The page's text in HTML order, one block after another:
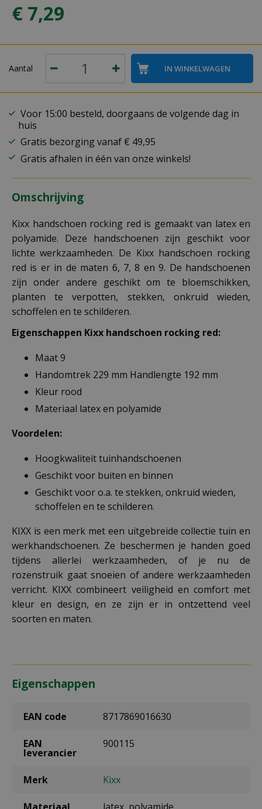
€ 7,29
Aantal
Voor 15:00 besteld, doorgaans de volgende dag in
huis
Gratis bezorging vanaf € 49,95
Gratis afhalen in één van onze winkels!
Omschrijving
Kixx handschoen rocking red is gemaakt van latex en
polyamide. Deze handschoenen zijn geschikt voor
lichte werkzaamheden. De Kixx handschoen rocking
red is er in de maten 6, 7, 8 en 9. De handschoenen
zijn onder andere geschikt om te bloemschikken,
planten te verpotten, stekken, onkruid wieden,
schoffelen en te schilderen.
Eigenschappen Kixx handschoen rocking red:
Maat 9
Handomtrek 229 mm Handlengte 192 mm
Kleur rood
Materiaal latex en polyamide
Voordelen:
Hoogkwaliteit tuinhandschoenen
Geschikt voor buiten en binnen
Geschikt voor o.a. te stekken, onkruid wieden,
schoffelen en te schilderen.
KIXX is een merk met een uitgebreide collectie tuin en
werkhandschoenen. Ze beschermen je handen goed
tijdens allerlei werkzaamheden, of je nu de
rozenstruik gaat snoeien of andere werkzaamheden
verricht. KIXX combineert veiligheid en comfort met
kleur en design, en ze zijn er in ontzettend veel
soorten en maten.
Eigenschappen
EAN code 8717869016630
EAN
leverancier
900115
Merk Kixx